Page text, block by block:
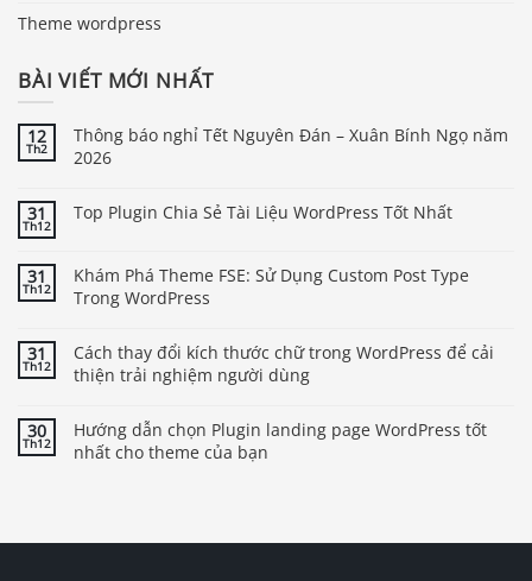
Theme wordpress
BÀI VIẾT MỚI NHẤT
12
Th2
Thông báo nghỉ Tết Nguyên Đán – Xuân Bính Ngọ năm
2026
31
Th12
Top Plugin Chia Sẻ Tài Liệu WordPress Tốt Nhất
31
Th12
Khám Phá Theme FSE: Sử Dụng Custom Post Type
Trong WordPress
31
Th12
Cách thay đổi kích thước chữ trong WordPress để cải
thiện trải nghiệm người dùng
30
Th12
Hướng dẫn chọn Plugin landing page WordPress tốt
nhất cho theme của bạn